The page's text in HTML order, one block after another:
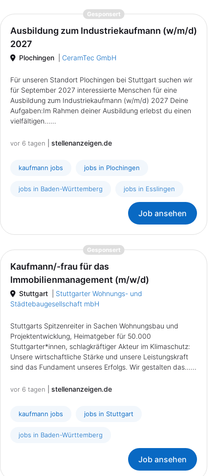
Gesponsert{prompt.job}
Ausbildung zum Industriekaufmann (w/m/d)
2027
Plochingen CeramTec GmbH
Für unseren Standort Plochingen bei Stuttgart suchen wir
für September 2027 interessierte Menschen für eine
Ausbildung zum Industriekaufmann (w/m/d) 2027 Deine
Aufgaben:Im Rahmen deiner Ausbildung erlebst du einen
vielfältigen......
vor 6 tagen stellenanzeigen.de
kaufmann jobs jobs in Plochingen
jobs in Baden-Württemberg jobs in Esslingen
Job ansehen
Gesponsert{prompt.job}
Kaufmann/-frau für das
Immobilienmanagement (m/w/d)
Stuttgart
Stuttgarter Wohnungs- und
Städtebaugesellschaft mbH
Stuttgarts Spitzenreiter in Sachen Wohnungsbau und
Projektentwicklung, Heimatgeber für 50.000
Stuttgarter*innen, schlagkräftiger Akteur im Klimaschutz:
Unsere wirtschaftliche Stärke und unsere Leistungskraft
sind das Fundament unseres Erfolgs. Wir gestalten das......
vor 6 tagen stellenanzeigen.de
kaufmann jobs jobs in Stuttgart
jobs in Baden-Württemberg
Job ansehen